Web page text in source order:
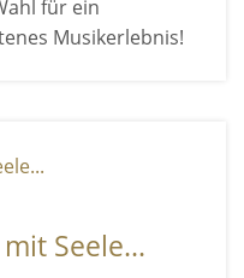
für ein
Musikerlebnis!
Seele...